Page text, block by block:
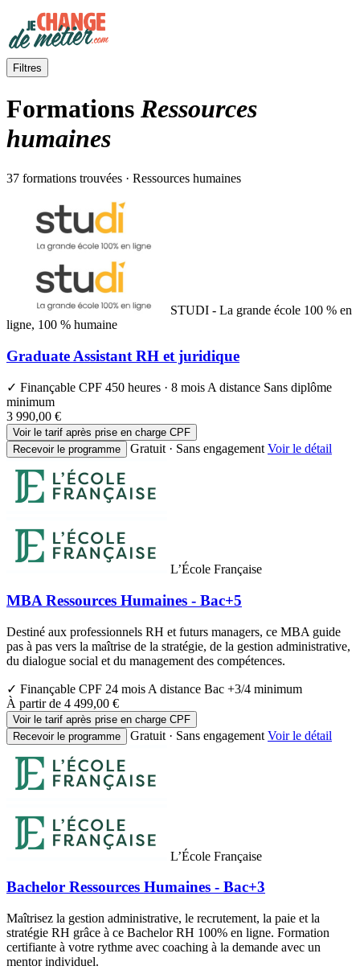
Filtres
Formations Ressources
humaines
37 formations trouvées · Ressources humaines
STUDI - La grande école 100 % en
ligne, 100 % humaine
Graduate Assistant RH et juridique
✓ Finançable CPF 450 heures · 8 mois A distance Sans diplôme
minimum
3 990,00 €
Voir le tarif après prise en charge CPF
Recevoir le programme
Gratuit · Sans engagement Voir le détail
L’École Française
MBA Ressources Humaines - Bac+5
Destiné aux professionnels RH et futurs managers, ce MBA guide
pas à pas vers la maîtrise de la stratégie, de la gestion administrative,
du dialogue social et du management des compétences.
✓ Finançable CPF 24 mois A distance Bac +3/4 minimum
À partir de 4 499,00 €
Voir le tarif après prise en charge CPF
Recevoir le programme
Gratuit · Sans engagement Voir le détail
L’École Française
Bachelor Ressources Humaines - Bac+3
Maîtrisez la gestion administrative, le recrutement, la paie et la
stratégie RH grâce à ce Bachelor RH 100% en ligne. Formation
certifiante à votre rythme avec coaching à la demande avec un
mentor individuel.